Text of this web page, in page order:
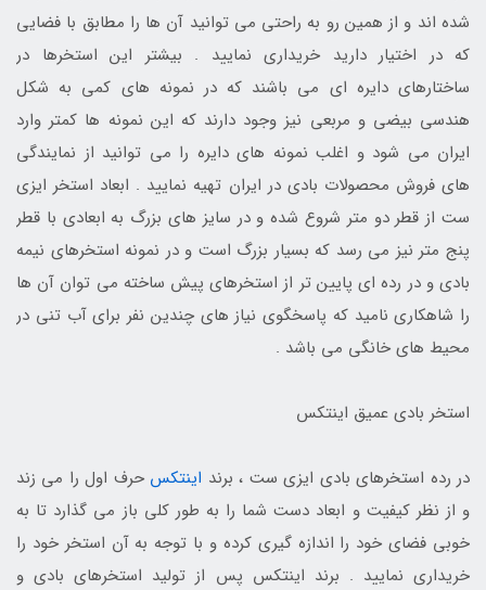
شده اند و از همین رو به راحتی می توانید آن ها را مطابق با فضایی
که در اختیار دارید خریداری نمایید . بیشتر این استخرها در
ساختارهای دایره ای می باشند که در نمونه های کمی به شکل
هندسی بیضی و مربعی نیز وجود دارند که این نمونه ها کمتر وارد
ایران می شود و اغلب نمونه های دایره را می توانید از نمایندگی
های فروش محصولات بادی در ایران تهیه نمایید . ابعاد استخر ایزی
ست از قطر دو متر شروع شده و در سایز های بزرگ به ابعادی با قطر
پنج متر نیز می رسد که بسیار بزرگ است و در نمونه استخرهای نیمه
بادی و در رده ای پایین تر از استخرهای پیش ساخته می توان آن ها
را شاهکاری نامید که پاسخگوی نیاز های چندین نفر برای آب تنی در
محیط های خانگی می باشد .
استخر بادی عمیق اینتکس
در رده استخرهای بادی ایزی ست ، برند اینتکس حرف اول را می زند
و از نظر کیفیت و ابعاد دست شما را به طور کلی باز می گذارد تا به
خوبی فضای خود را اندازه گیری کرده و با توجه به آن استخر خود را
خریداری نمایید . برند اینتکس پس از تولید استخرهای بادی و